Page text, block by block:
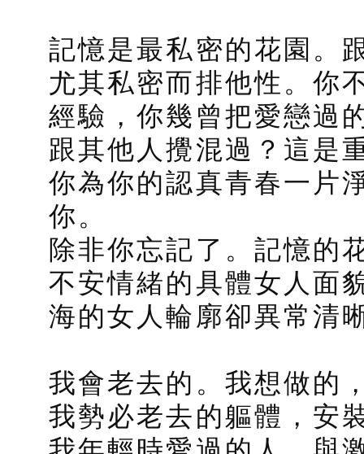
記憶是最私密的花園。
尤其私密而排他性。你
經驗，你幾曾把愛戀過
跟其他人攪混過？這是
你為你的認真青春一片
你。
除非你忘記了。記憶的
不安情緒的具體女人面
海的女人輪廓卻異常清
我會老去的。我想做的
我勢必老去的軀體，安